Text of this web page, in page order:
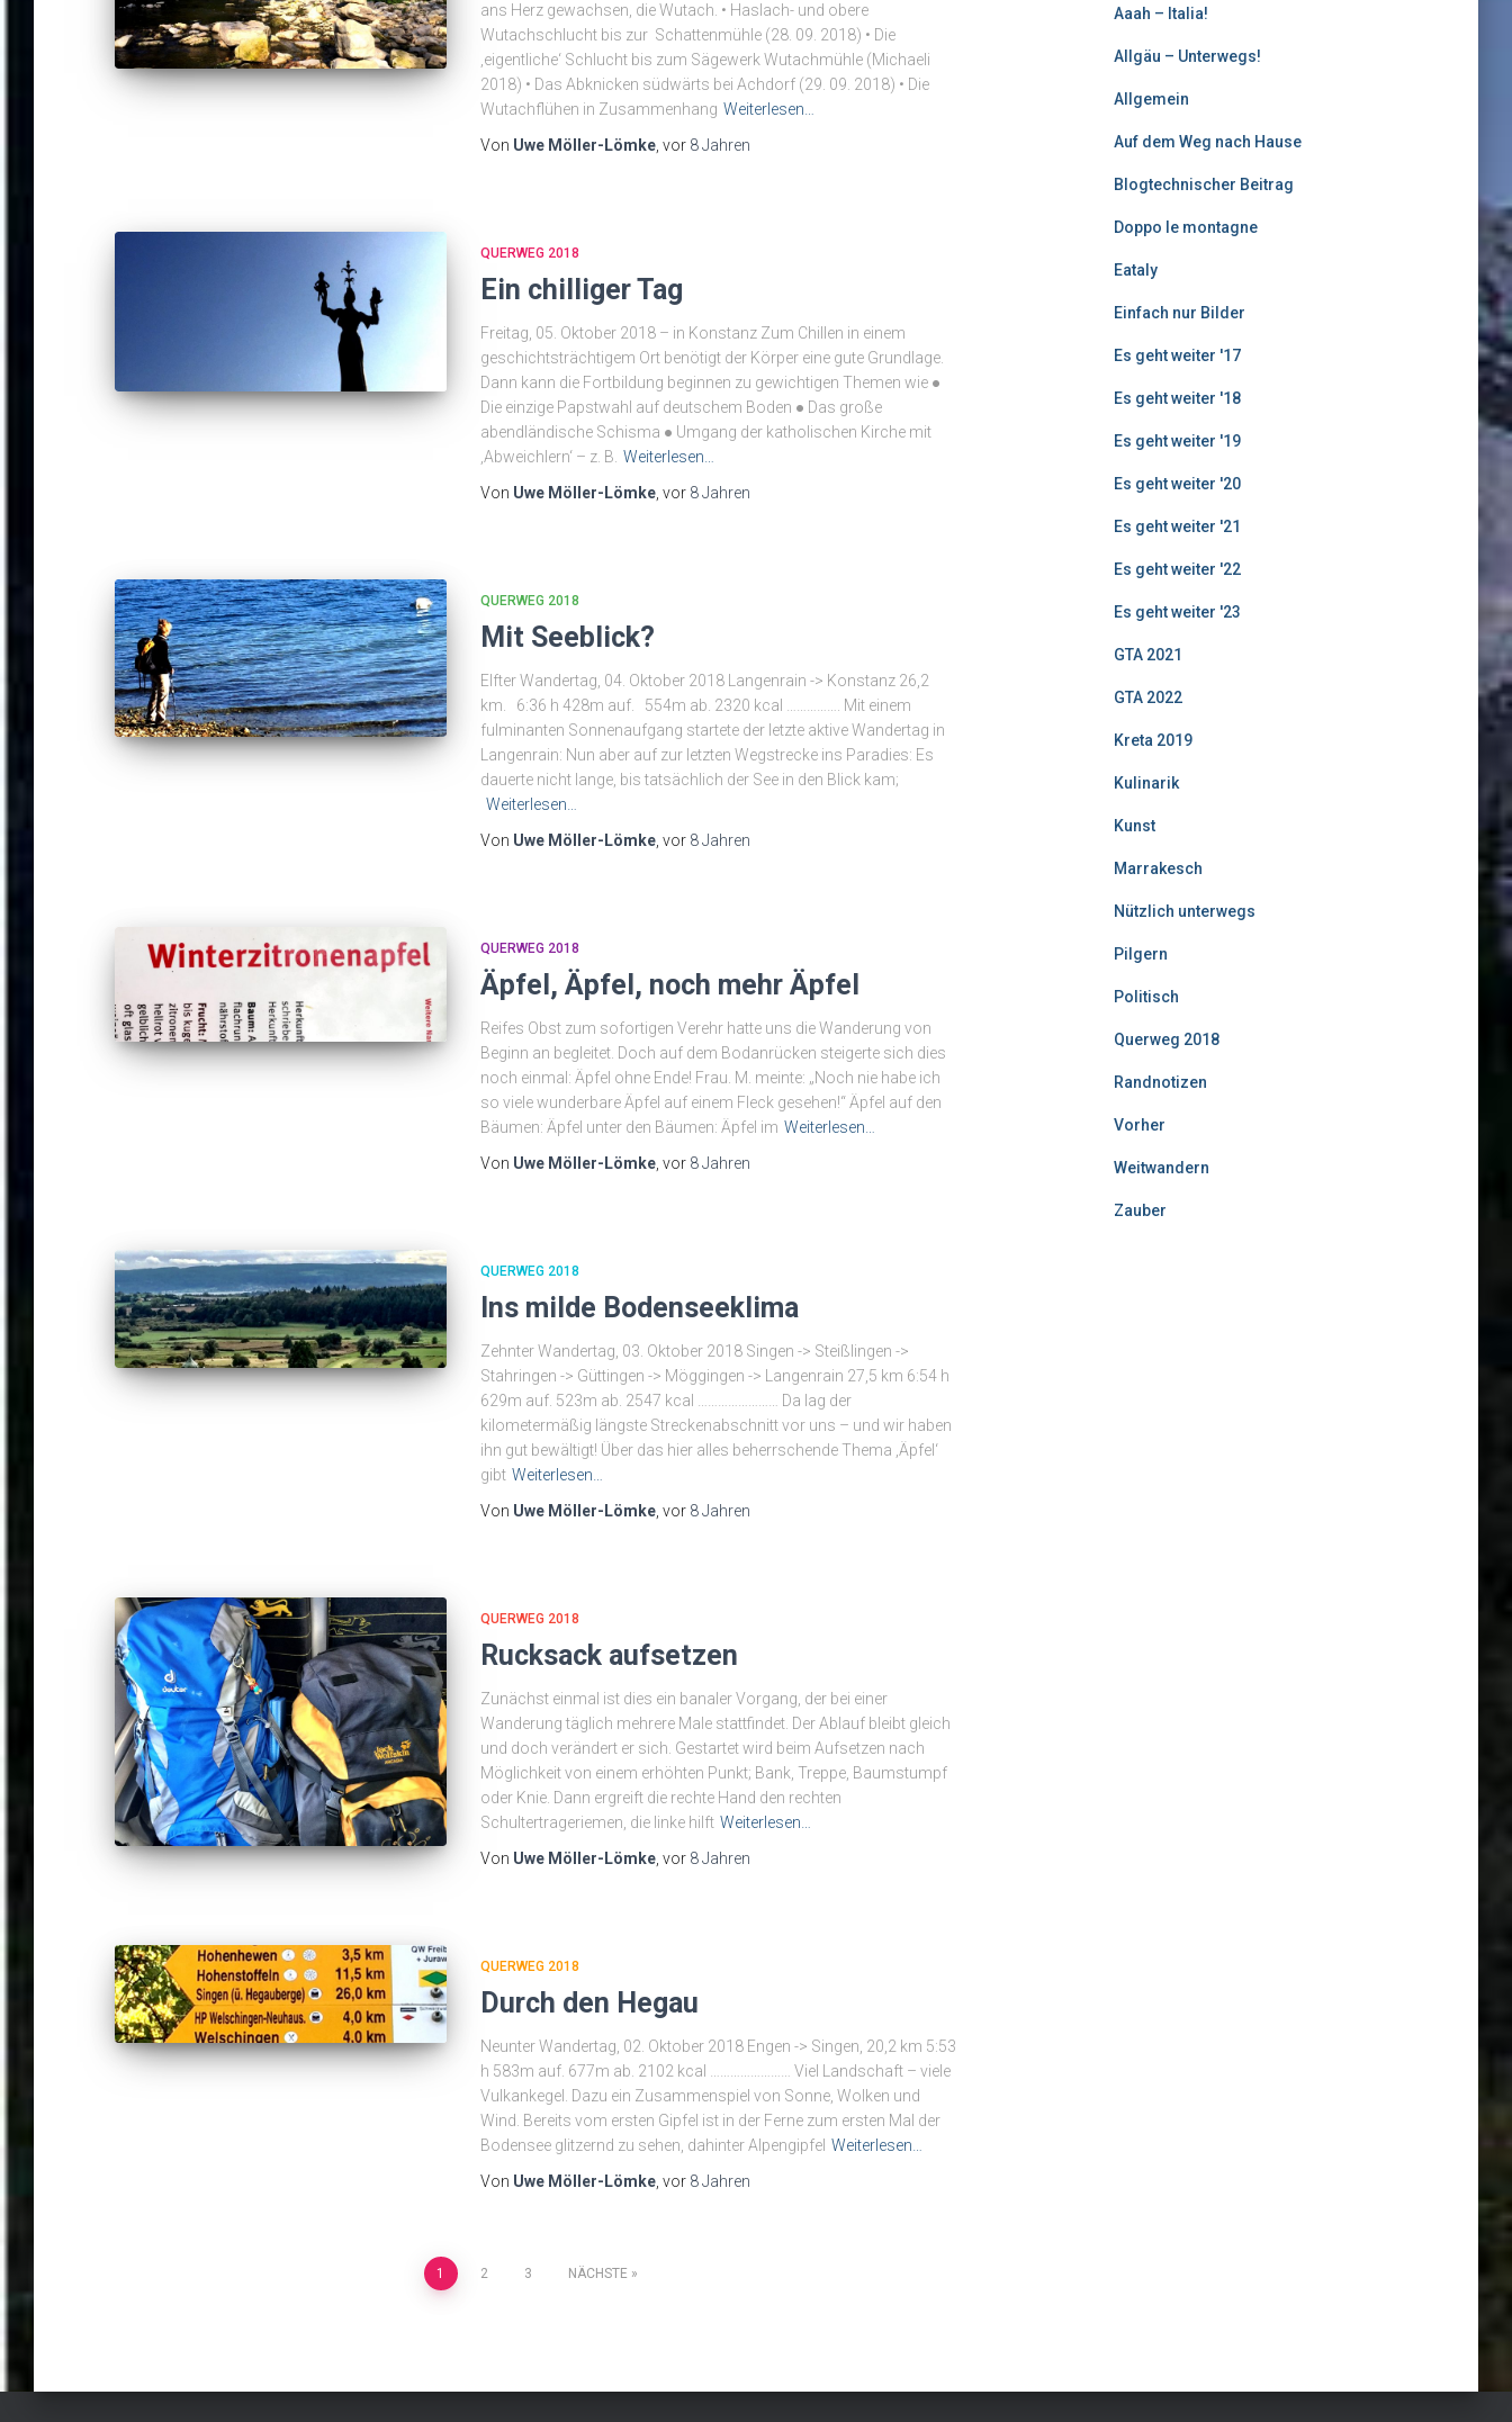
ans Herz gewachsen, die Wutach. • Haslach- und obere
Wutachschlucht bis zur Schattenmühle (28. 09. 2018) • Die
‚eigentliche‘ Schlucht bis zum Sägewerk Wutachmühle (Michaeli
2018) • Das Abknicken südwärts bei Achdorf (29. 09. 2018) • Die
Wutachflühen in Zusammenhang Weiterlesen…
Von Uwe Möller-Lömke , vor 8 Jahren
QUERWEG 2018
Ein chilliger Tag
Freitag, 05. Oktober 2018 – in Konstanz Zum Chillen in einem
geschichtsträchtigem Ort benötigt der Körper eine gute Grundlage.
Dann kann die Fortbildung beginnen zu gewichtigen Themen wie ●
Die einzige Papstwahl auf deutschem Boden ● Das große
abendländische Schisma ● Umgang der katholischen Kirche mit
‚Abweichlern‘ – z. B. Weiterlesen…
Von Uwe Möller-Lömke , vor 8 Jahren
QUERWEG 2018
Mit Seeblick?
Elfter Wandertag, 04. Oktober 2018 Langenrain -> Konstanz 26,2
km. 6:36 h 428m auf. 554m ab. 2320 kcal ……………. Mit einem
fulminanten Sonnenaufgang startete der letzte aktive Wandertag in
Langenrain: Nun aber auf zur letzten Wegstrecke ins Paradies: Es
dauerte nicht lange, bis tatsächlich der See in den Blick kam;
Weiterlesen…
Von Uwe Möller-Lömke , vor 8 Jahren
QUERWEG 2018
Äpfel, Äpfel, noch mehr Äpfel
Reifes Obst zum sofortigen Verehr hatte uns die Wanderung von
Beginn an begleitet. Doch auf dem Bodanrücken steigerte sich dies
noch einmal: Äpfel ohne Ende! Frau. M. meinte: „Noch nie habe ich
so viele wunderbare Äpfel auf einem Fleck gesehen!“ Äpfel auf den
Bäumen: Äpfel unter den Bäumen: Äpfel im Weiterlesen…
Von Uwe Möller-Lömke , vor 8 Jahren
QUERWEG 2018
Ins milde Bodenseeklima
Zehnter Wandertag, 03. Oktober 2018 Singen -> Steißlingen ->
Stahringen -> Güttingen -> Möggingen -> Langenrain 27,5 km 6:54 h
629m auf. 523m ab. 2547 kcal …………………… Da lag der
kilometermäßig längste Streckenabschnitt vor uns – und wir haben
ihn gut bewältigt! Über das hier alles beherrschende Thema ‚Äpfel‘
gibt Weiterlesen…
Von Uwe Möller-Lömke , vor 8 Jahren
QUERWEG 2018
Rucksack aufsetzen
Zunächst einmal ist dies ein banaler Vorgang, der bei einer
Wanderung täglich mehrere Male stattfindet. Der Ablauf bleibt gleich
und doch verändert er sich. Gestartet wird beim Aufsetzen nach
Möglichkeit von einem erhöhten Punkt; Bank, Treppe, Baumstumpf
oder Knie. Dann ergreift die rechte Hand den rechten
Schultertrageriemen, die linke hilft Weiterlesen…
Von Uwe Möller-Lömke , vor 8 Jahren
QUERWEG 2018
Durch den Hegau
Neunter Wandertag, 02. Oktober 2018 Engen -> Singen, 20,2 km 5:53
h 583m auf. 677m ab. 2102 kcal …………………… Viel Landschaft – viele
Vulkankegel. Dazu ein Zusammenspiel von Sonne, Wolken und
Wind. Bereits vom ersten Gipfel ist in der Ferne zum ersten Mal der
Bodensee glitzernd zu sehen, dahinter Alpengipfel Weiterlesen…
Von Uwe Möller-Lömke , vor 8 Jahren
Seitennummerierung
1 2 3 NÄCHSTE
Aaah – Italia!
Allgäu – Unterwegs!
Allgemein
Auf dem Weg nach Hause
Blogtechnischer Beitrag
Doppo le montagne
Eataly
Einfach nur Bilder
Es geht weiter '17
Es geht weiter '18
Es geht weiter '19
Es geht weiter '20
Es geht weiter '21
Es geht weiter '22
Es geht weiter '23
GTA 2021
GTA 2022
Kreta 2019
Kulinarik
Kunst
Marrakesch
Nützlich unterwegs
Pilgern
Politisch
Querweg 2018
Randnotizen
Vorher
Weitwandern
Zauber